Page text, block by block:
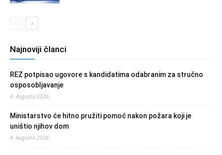
Najnoviji članci
REZ potpisao ugovore s kandidatima odabranim za stručno
osposobljavanje
4. Augusta 2026.
Ministarstvo će hitno pružiti pomoć nakon požara koji je
uništio njihov dom
4. Augusta 2026.